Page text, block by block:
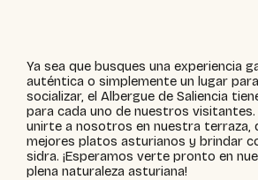
Ya sea que busques una experiencia
auténtica o simplemente un lugar
socializar, el Albergue de Saliencia
para cada uno de nuestros visitantes.
unirte a nosotros en nuestra terraza,
mejores platos asturianos y brindar
sidra. ¡Esperamos verte pronto en
plena naturaleza asturiana!